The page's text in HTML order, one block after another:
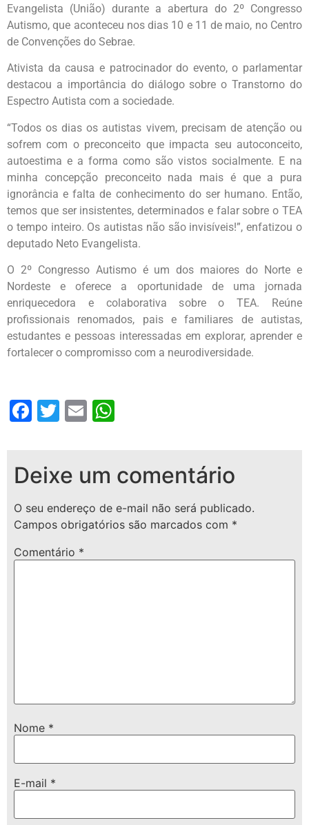
Evangelista (União) durante a abertura do 2º Congresso
Autismo, que aconteceu nos dias 10 e 11 de maio, no Centro
de Convenções do Sebrae.
Ativista da causa e patrocinador do evento, o parlamentar
destacou a importância do diálogo sobre o Transtorno do
Espectro Autista com a sociedade.
“Todos os dias os autistas vivem, precisam de atenção ou
sofrem com o preconceito que impacta seu autoconceito,
autoestima e a forma como são vistos socialmente. E na
minha concepção preconceito nada mais é que a pura
ignorância e falta de conhecimento do ser humano. Então,
temos que ser insistentes, determinados e falar sobre o TEA
o tempo inteiro. Os autistas não são invisíveis!”, enfatizou o
deputado Neto Evangelista.
O 2º Congresso Autismo é um dos maiores do Norte e
Nordeste e oferece a oportunidade de uma jornada
enriquecedora e colaborativa sobre o TEA. Reúne
profissionais renomados, pais e familiares de autistas,
estudantes e pessoas interessadas em explorar, aprender e
fortalecer o compromisso com a neurodiversidade.
Facebook
Twitter
Email
Deixe um comentário
O seu endereço de e-mail não será publicado.
Campos obrigatórios são marcados com *
Comentário *
Nome *
E-mail *